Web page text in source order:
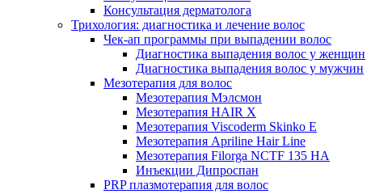
Консультация дерматолога
Трихология: диагностика и лечение волос
Чек-ап программы при выпадении волос
Диагностика выпадения волос у женщин
Диагностика выпадения волос у мужчин
Мезотерапия для волос
Мезотерапия Мэлсмон
Мезотерапия HAIR X
Мезотерапия Viscoderm Skinko E
Мезотерапия Apriline Hair Line
Мезотерапия Filorga NCTF 135 HA
Инъекции Дипроспан
PRP плазмотерапия для волос